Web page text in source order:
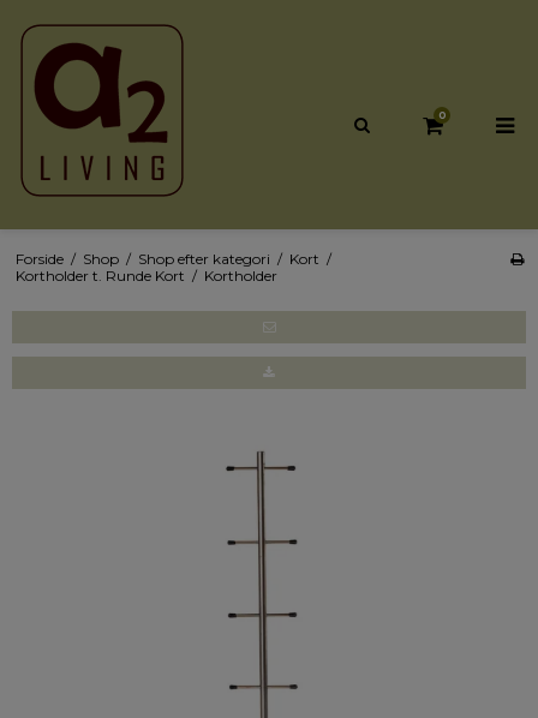
0
Forside / Shop / Shop efter kategori / Kort /
Kortholder t. Runde Kort / Kortholder